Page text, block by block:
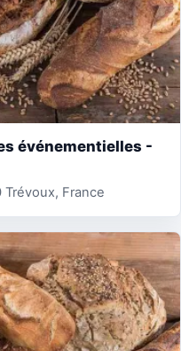
événementielles -
France